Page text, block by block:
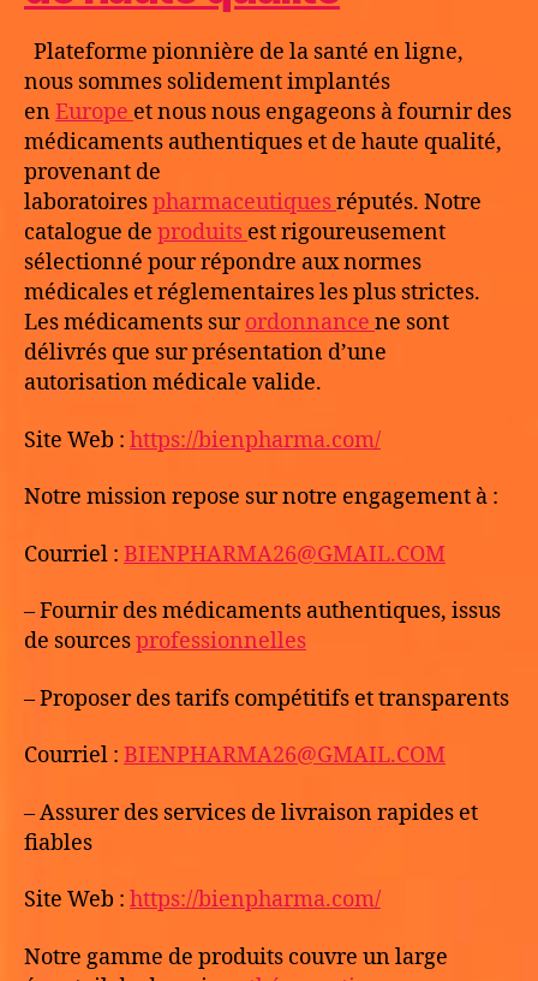
Plateforme pionnière de la santé en ligne,
nous sommes solidement implantés
enEurope et nous nous engageons à fournir des
médicaments authentiques et de haute qualité,
provenant de
laboratoirespharmaceutiquesréputés. Notre
catalogue de produits est rigoureusement
sélectionné pour répondre aux normes
médicales et réglementaires les plus strictes.
Les médicaments surordonnance ne sont
délivrés que sur présentation d’une
autorisation médicale valide.
Site Web : https://bienpharma.com/
Notre mission repose sur notre engagement à :
Courriel : BIENPHARMA26@GMAIL.COM
– Fournir des médicaments authentiques, issus
de sourcesprofessionnelles
– Proposer des tarifs compétitifs et transparents
Courriel : BIENPHARMA26@GMAIL.COM
– Assurer des services de livraison rapides et
fiables
Site Web : https://bienpharma.com/
Notre gamme de produits couvre un large